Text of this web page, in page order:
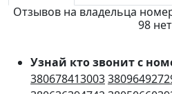
Отзывов на владельца
98 нет
Узнай кто звонит с
380678413003